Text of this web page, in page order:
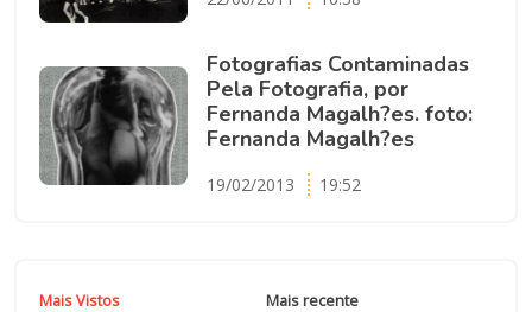
Fotografias Contaminadas
Pela Fotografia, por
Fernanda Magalh?es. foto:
Fernanda Magalh?es
19/02/2013 19:52
Mais Vistos Mais recente